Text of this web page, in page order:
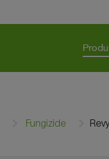
Fungizide